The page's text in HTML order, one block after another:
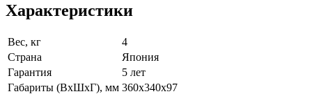
Характеристики
Вес, кг
4
Страна
Япония
Гарантия
5 лет
Габариты (ВхШхГ), мм 360х340х97